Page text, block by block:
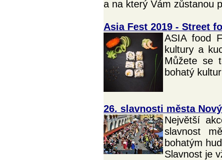
a na který Vám zůstanou
Asia Fest 2019 - Street
ASIA food
kultury a
Můžete se
bohatý
26. slavnosti města
Největší
slavnost
bohatým
Slavnost je